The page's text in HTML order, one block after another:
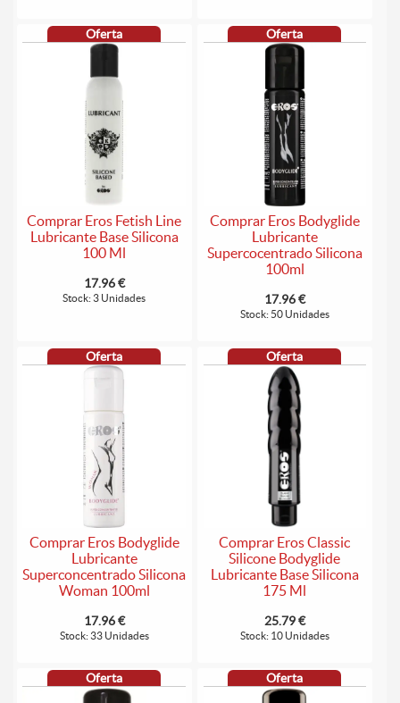
Oferta
Comprar Eros Fetish Line
Lubricante Base Silicona
100 Ml
17.96 €
Stock: 3 Unidades
Oferta
Comprar Eros Bodyglide
Lubricante
Supercocentrado Silicona
100ml
17.96 €
Stock: 50 Unidades
Oferta
Comprar Eros Bodyglide
Lubricante
Superconcentrado Silicona
Woman 100ml
17.96 €
Stock: 33 Unidades
Oferta
Comprar Eros Classic
Silicone Bodyglide
Lubricante Base Silicona
175 Ml
25.79 €
Stock: 10 Unidades
Oferta Oferta